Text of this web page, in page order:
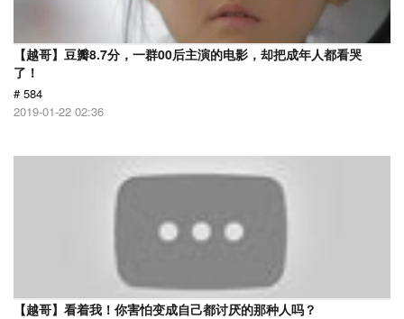
【越哥】豆瓣8.7分，一群00后主演的电影，却把成年人都看哭
了！
# 584
2019-01-22 02:36
【越哥】看着我！你害怕变成自己都讨厌的那种人吗？